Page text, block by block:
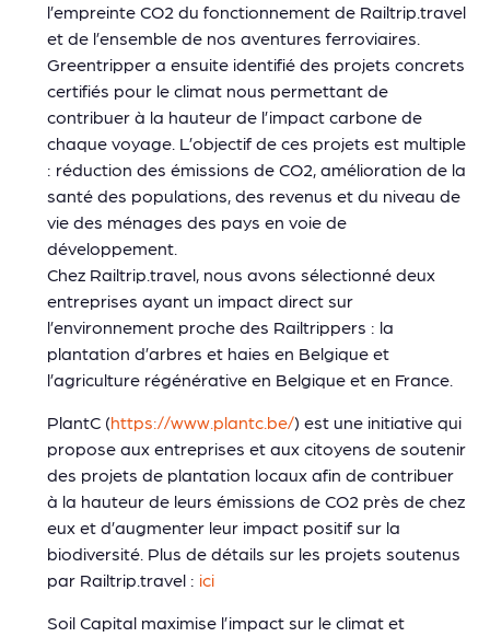
l’empreinte CO2 du fonctionnement de Railtrip.travel
et de l’ensemble de nos aventures ferroviaires.
Greentripper a ensuite identifié des projets concrets
certifiés pour le climat nous permettant de
contribuer à la hauteur de l’impact carbone de
chaque voyage. L’objectif de ces projets est multiple
: réduction des émissions de CO2, amélioration de la
santé des populations, des revenus et du niveau de
vie des ménages des pays en voie de
développement.
Chez Railtrip.travel, nous avons sélectionné deux
entreprises ayant un impact direct sur
l’environnement proche des Railtrippers : la
plantation d’arbres et haies en Belgique et
l’agriculture régénérative en Belgique et en France.
PlantC (https://www.plantc.be/) est une initiative qui
propose aux entreprises et aux citoyens de soutenir
des projets de plantation locaux afin de contribuer
à la hauteur de leurs émissions de CO2 près de chez
eux et d’augmenter leur impact positif sur la
biodiversité. Plus de détails sur les projets soutenus
par Railtrip.travel : ici
Soil Capital maximise l’impact sur le climat et